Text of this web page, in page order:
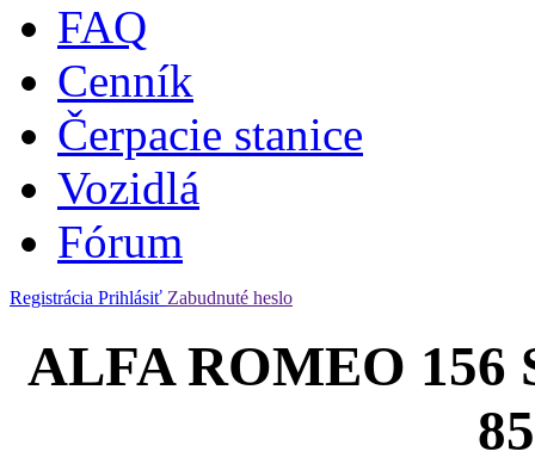
FAQ
Cenník
Čerpacie stanice
Vozidlá
Fórum
Registrácia Prihlásiť Zabudnuté heslo
ALFA ROMEO 156